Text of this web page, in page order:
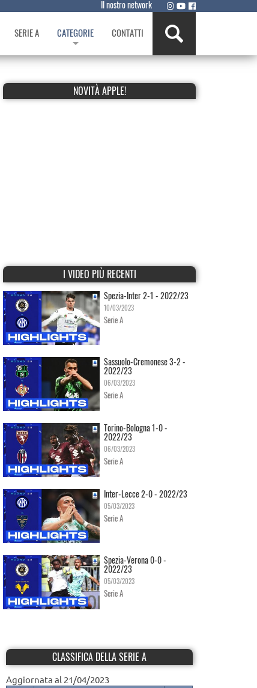
Il nostro network
SERIE A CATEGORIE CONTATTI
NOVITÀ APPLE!
I VIDEO PIÙ RECENTI
Spezia-Inter 2-1 - 2022/23
10/03/2023
Serie A
Sassuolo-Cremonese 3-2 -
2022/23
06/03/2023
Serie A
Torino-Bologna 1-0 -
2022/23
06/03/2023
Serie A
Inter-Lecce 2-0 - 2022/23
05/03/2023
Serie A
Spezia-Verona 0-0 -
2022/23
05/03/2023
Serie A
CLASSIFICA DELLA SERIE A
Aggiornata al 21/04/2023